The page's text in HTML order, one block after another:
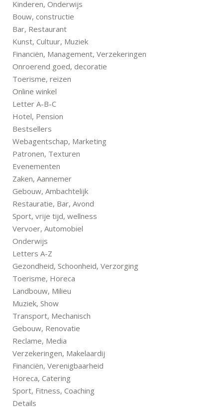
Kinderen, Onderwijs
Bouw, constructie
Bar, Restaurant
Kunst, Cultuur, Muziek
Financiën, Management, Verzekeringen
Onroerend goed, decoratie
Toerisme, reizen
Online winkel
Letter A-B-C
Hotel, Pension
Bestsellers
Webagentschap, Marketing
Patronen, Texturen
Evenementen
Zaken, Aannemer
Gebouw, Ambachtelijk
Restauratie, Bar, Avond
Sport, vrije tijd, wellness
Vervoer, Automobiel
Onderwijs
Letters A-Z
Gezondheid, Schoonheid, Verzorging
Toerisme, Horeca
Landbouw, Milieu
Muziek, Show
Transport, Mechanisch
Gebouw, Renovatie
Reclame, Media
Verzekeringen, Makelaardij
Financiën, Verenigbaarheid
Horeca, Catering
Sport, Fitness, Coaching
Details